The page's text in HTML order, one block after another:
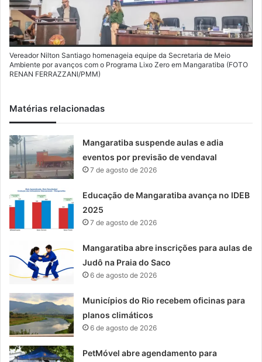
Vereador Nilton Santiago homenageia equipe da Secretaria de Meio
Ambiente por avanços com o Programa Lixo Zero em Mangaratiba (FOTO
RENAN FERRAZZANI/PMM)
Matérias relacionadas
Mangaratiba suspende aulas e adia
eventos por previsão de vendaval
7 de agosto de 2026
Educação de Mangaratiba avança no IDEB
2025
7 de agosto de 2026
Mangaratiba abre inscrições para aulas de
Judô na Praia do Saco
6 de agosto de 2026
Municípios do Rio recebem oficinas para
planos climáticos
6 de agosto de 2026
PetMóvel abre agendamento para